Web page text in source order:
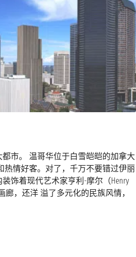
市。 温哥华位于白雪皑皑的加拿大
情好客。对了，千万不要错过伊丽
装饰着现代艺术家亨利-摩尔（Henry
，还洋 溢了多元化的民族风情，